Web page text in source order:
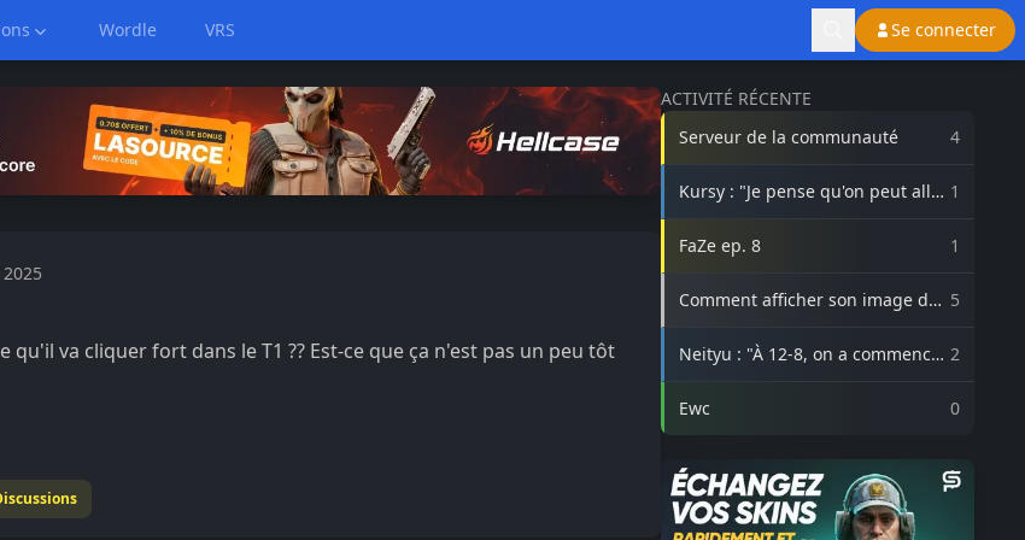
Wordle VRS Se connecter
qu'il va cliquer fort dans le T1 ?? Est-ce que ça n'est pas un peu tôt
ACTIVITÉ RÉCENTE
Serveur de la communauté
4
Kursy : "Je pense qu'on peut aller
3DMAX"
1
FaZe ep. 8 1
Comment afficher son image de
5
Neityu : "À 12-8, on a commencé 2
Ewc 0